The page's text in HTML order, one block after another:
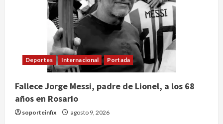
Deportes Internacional Portada
Fallece Jorge Messi, padre de Lionel, a los 68
años en Rosario
soporteinfix agosto 9, 2026